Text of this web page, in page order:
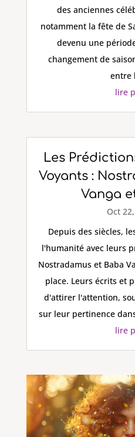
des anciennes
notamment la fête de
devenu une
changement de
entre
lire
Les
Voyants :
Vanga
Oct
Depuis des siècles,
l'humanité avec leurs
Nostradamus et Baba
place. Leurs écrits et
d'attirer l'attention,
sur leur pertinence
lire